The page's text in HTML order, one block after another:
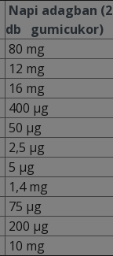
Napi adagban (2
db gumicukor)
80 mg
12 mg
16 mg
400 µg
50 µg
2,5 µg
5 µg
1,4 mg
75 µg
200 µg
10 mg